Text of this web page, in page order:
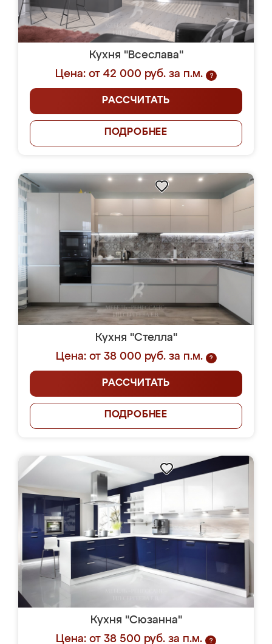
Кухня "Всеслава"
Цена: от 42 000 руб. за п.м.
?
РАССЧИТАТЬ
ПОДРОБНЕЕ
Кухня "Стелла"
Цена: от 38 000 руб. за п.м.
?
РАССЧИТАТЬ
ПОДРОБНЕЕ
Кухня "Сюзанна"
Цена: от 38 500 руб. за п.м.
?